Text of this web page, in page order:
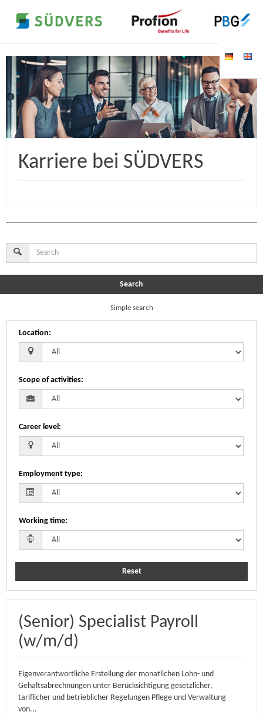
Karriere bei SÜDVERS
Search
Simple search
Location:
Scope of activities:
Career level:
Employment type:
Working time:
Reset
(Senior) Specialist Payroll
(w/m/d)
Eigenverantwortliche Erstellung der monatlichen Lohn- und
Gehaltsabrechnungen unter Berücksichtigung gesetzlicher,
tariflicher und betrieblicher Regelungen Pflege und Verwaltung
von...